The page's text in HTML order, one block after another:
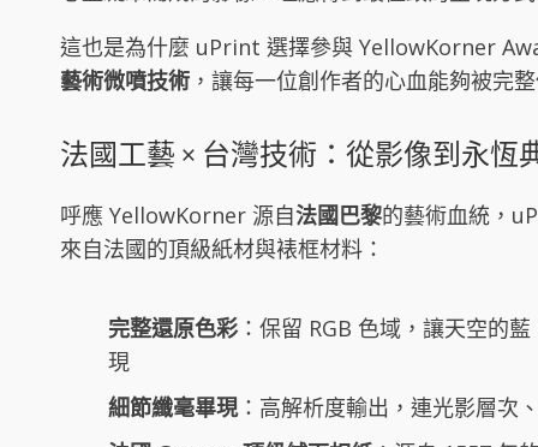
這也是為什麼 uPrint 選擇參與 YellowKorner
藝術微噴技術 ，讓每一位創作者的心血能夠被完
法國工藝 × 台灣技術：從影像到永恆
呼應 YellowKorner 源自法國巴黎的藝術血統，
來自法國的頂級紙材與裱框材料：
完整還原色彩：保留 RGB 色域，讓天空的
現
細節纖毫畢現：高解析度輸出，連光影層次